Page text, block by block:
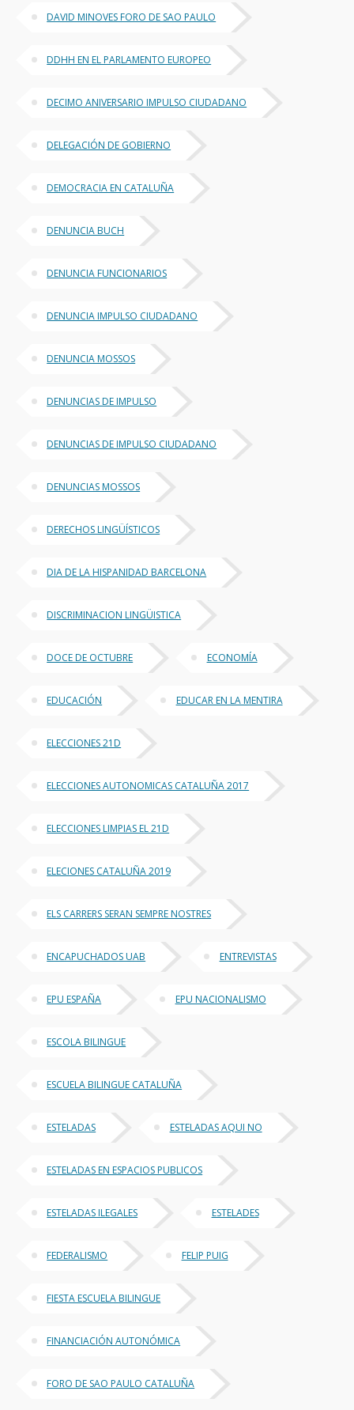
DAVID MINOVES FORO DE SAO PAULO
DDHH EN EL PARLAMENTO EUROPEO
DECIMO ANIVERSARIO IMPULSO CIUDADANO
DELEGACIÓN DE GOBIERNO
DEMOCRACIA EN CATALUÑA
DENUNCIA BUCH
DENUNCIA FUNCIONARIOS
DENUNCIA IMPULSO CIUDADANO
DENUNCIA MOSSOS
DENUNCIAS DE IMPULSO
DENUNCIAS DE IMPULSO CIUDADANO
DENUNCIAS MOSSOS
DERECHOS LINGÜÍSTICOS
DIA DE LA HISPANIDAD BARCELONA
DISCRIMINACION LINGÜISTICA
DOCE DE OCTUBRE ECONOMÍA
EDUCACIÓN EDUCAR EN LA MENTIRA
ELECCIONES 21D
ELECCIONES AUTONOMICAS CATALUÑA 2017
ELECCIONES LIMPIAS EL 21D
ELECIONES CATALUÑA 2019
ELS CARRERS SERAN SEMPRE NOSTRES
ENCAPUCHADOS UAB ENTREVISTAS
EPU ESPAÑA EPU NACIONALISMO
ESCOLA BILINGUE
ESCUELA BILINGUE CATALUÑA
ESTELADAS ESTELADAS AQUI NO
ESTELADAS EN ESPACIOS PUBLICOS
ESTELADAS ILEGALES ESTELADES
FEDERALISMO FELIP PUIG
FIESTA ESCUELA BILINGUE
FINANCIACIÓN AUTONÓMICA
FORO DE SAO PAULO CATALUÑA